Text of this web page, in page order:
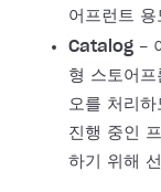
어프런트
Catalog -
형 스토어
오를 처리
진행 중인
하기 위해